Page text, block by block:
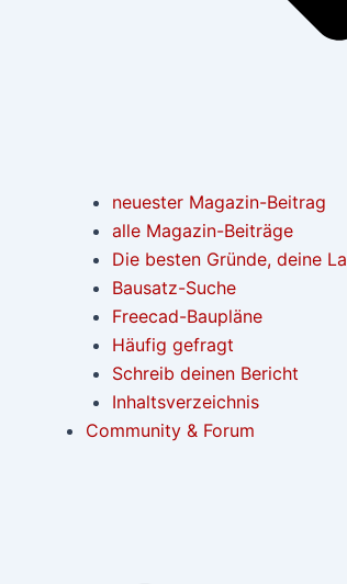
neuester Magazin-Beitrag
alle Magazin-Beiträge
Die besten Gründe, deine
Bausatz-Suche
Freecad-Baupläne
Häufig gefragt
Schreib deinen Bericht
Inhaltsverzeichnis
Community & Forum